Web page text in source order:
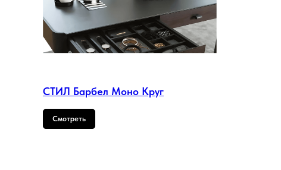
СТИЛ Барбел Моно Круг
Смотреть